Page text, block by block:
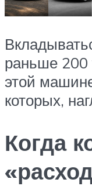
раньше 200
этой
которых,
Когда